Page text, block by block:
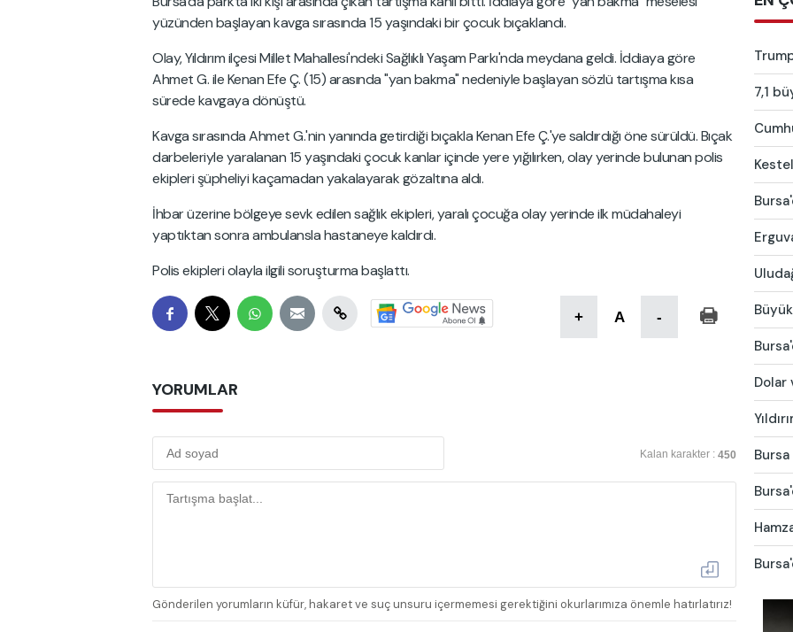
yüzünden başlayan kavga sırasında 15 yaşındaki bir çocuk bıçaklandı.
Olay, Yıldırım ilçesi Millet Mahallesi'ndeki Sağlıklı Yaşam Parkı'nda meydana geldi. İddiaya göre
Ahmet G. ile Kenan Efe Ç. (15) arasında "yan bakma" nedeniyle başlayan sözlü tartışma kısa
sürede kavgaya dönüştü.
Kavga sırasında Ahmet G.'nin yanında getirdiği bıçakla Kenan Efe Ç.'ye saldırdığı öne sürüldü. Bıçak
darbeleriyle yaralanan 15 yaşındaki çocuk kanlar içinde yere yığılırken, olay yerinde bulunan polis
ekipleri şüpheliyi kaçamadan yakalayarak gözaltına aldı.
İhbar üzerine bölgeye sevk edilen sağlık ekipleri, yaralı çocuğa olay yerinde ilk müdahaleyi
yaptıktan sonra ambulansla hastaneye kaldırdı.
Polis ekipleri olayla ilgili soruşturma başlattı.
+ A -
YORUMLAR
Kalan karakter : 450
Gönderilen yorumların küfür, hakaret ve suç unsuru içermemesi gerektiğini okurlarımıza önemle hatırlatırız!
7,1
Dolar